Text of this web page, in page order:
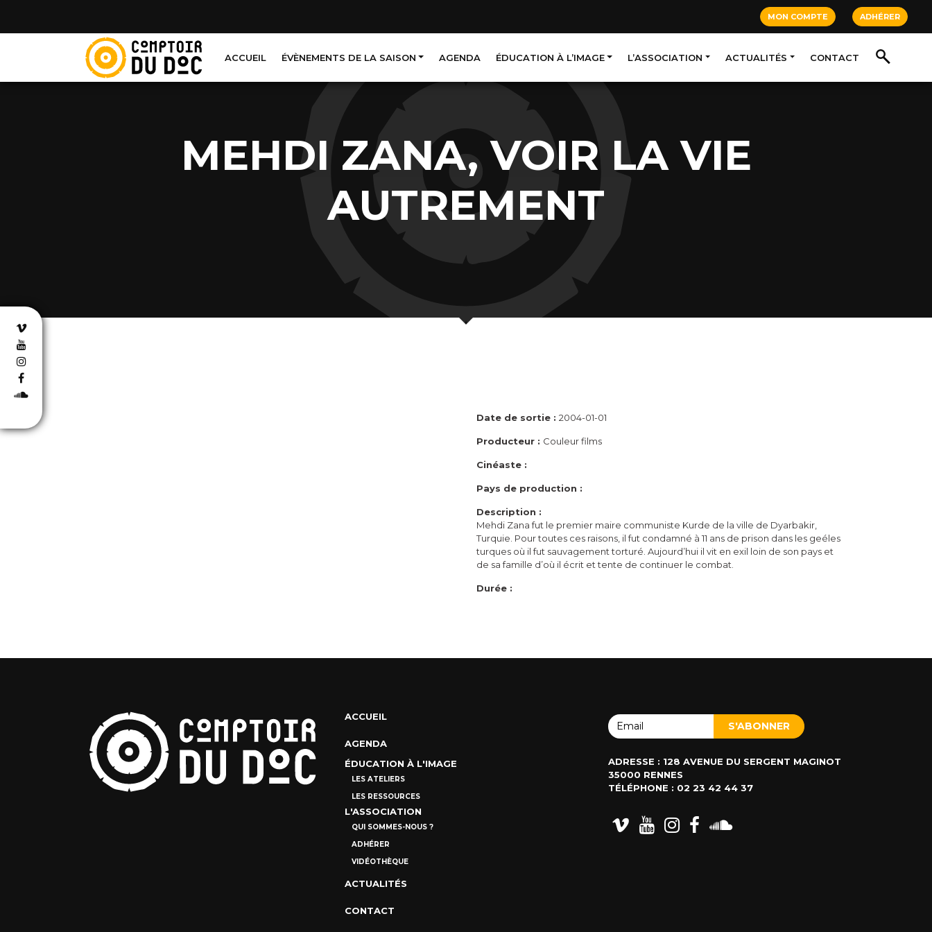
MON COMPTE ADHÉRER
ACCUEIL ÉVÈNEMENTS DE LA SAISON AGENDA ÉDUCATION À L’IMAGE L’ASSOCIATION ACTUALITÉS CONTACT
MEHDI ZANA, VOIR LA VIE
AUTREMENT
Date de sortie : 2004-01-01
Producteur : Couleur films
Cinéaste :
Pays de production :
Description :
Mehdi Zana fut le premier maire communiste Kurde de la ville de Dyarbakir,
Turquie. Pour toutes ces raisons, il fut condamné à 11 ans de prison dans les geéles
turques où il fut sauvagement torturé. Aujourd’hui il vit en exil loin de son pays et
de sa famille d’où il écrit et tente de continuer le combat.
Durée :
ACCUEIL
AGENDA
ÉDUCATION À L'IMAGE
LES ATELIERS
LES RESSOURCES
L'ASSOCIATION
QUI SOMMES-NOUS ?
ADHÉRER
VIDÉOTHÈQUE
ACTUALITÉS
CONTACT
ADRESSE : 128 AVENUE DU SERGENT MAGINOT
35000 RENNES
TÉLÉPHONE : 02 23 42 44 37